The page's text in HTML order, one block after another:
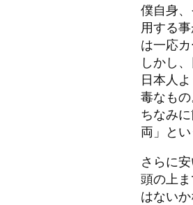
僕自身
用する
は一応カ
しかし
日本人
毒なもの
ちなみ
両」とい
さらに
頭の上
はないか